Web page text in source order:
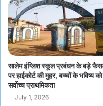
सालेम इंग्लिश स्कूल प्रबंधन के बड़े
पर हाईकोर्ट की मुहर, बच्चों के भविष्य को
सर्वोच्च प्राथमिकता
July 1, 2026